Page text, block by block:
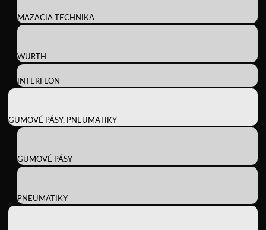
MAZACIA TECHNIKA
WURTH
INTERFLON
GUMOVÉ PÁSY, PNEUMATIKY
GUMOVÉ PÁSY
PNEUMATIKY